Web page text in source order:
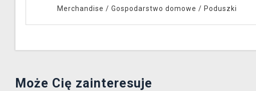
Merchandise / Gospodarstwo domowe / Poduszki
Może Cię zainteresuje